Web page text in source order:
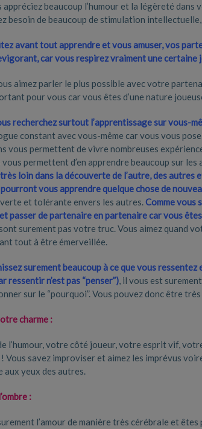
appréciez beaucoup l’humour et la légèreté
besoin de beaucoup de stimulation
avant tout apprendre et vous amuser, vos
car vous respirez vraiment une certaine
aimez parler le plus possible avec votre
pour vous car vous êtes d’une nature
recherchez surtout l’apprentissage sur vous-
constant avec vous-même car vous vous
vous permettent de vivre nombreuses
permettent d’en apprendre beaucoup sur
loin dans la découverte de l’autre, des
vous apprendre quelque chose de
et tolérante envers les autres.Comme vous
passer de partenaire en partenaire car vous
surement pas votre truc. Vous aimez quand
tout à être émerveillée.
surement beaucoup à ce que vous
ressentir n’est pas “penser”), il vous est
sur le “pourquoi”. Vous pouvez donc être
charme :
l’humour, votre côté joueur, votre esprit vif,
! Vous savez improviser et aimez les imprévus
aux yeux des autres.
:
l’amour de manière très cérébrale et